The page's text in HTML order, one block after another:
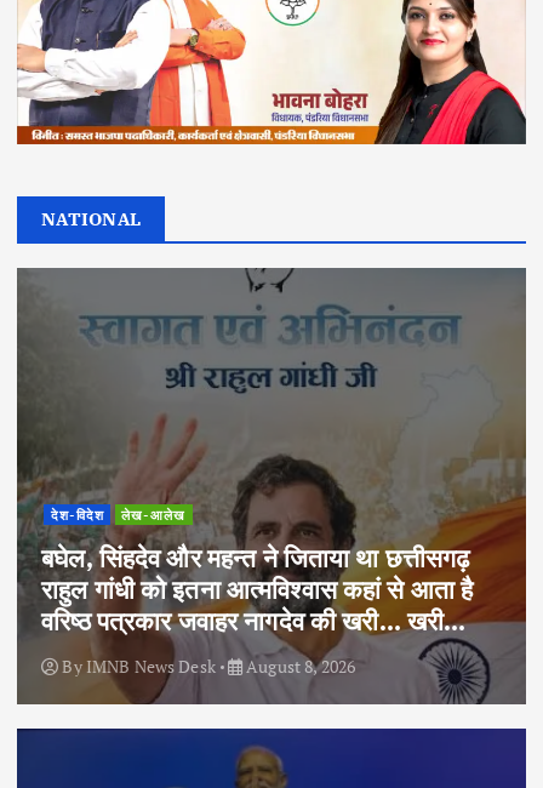
NATIONAL
देश-विदेश लेख-आलेख
बघेल, सिंहदेव और महन्त ने जिताया था छत्तीसगढ़
राहुल गांधी को इतना आत्मविश्वास कहां से आता है
वरिष्ठ पत्रकार जवाहर नागदेव की खरी… खरी…
By IMNB News Desk August 8, 2026